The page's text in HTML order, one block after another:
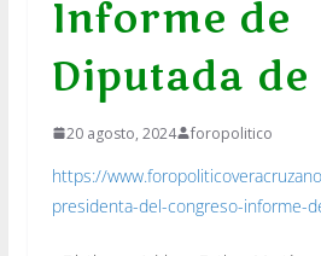
Informe de
Diputada de
20 agosto, 2024 foropolitico
https://
presidenta-del-congreso-informe-